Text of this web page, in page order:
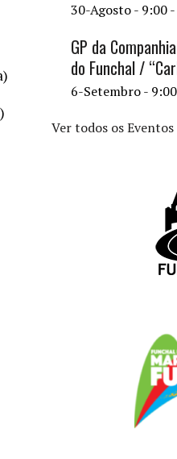
30-Agosto - 9:00-
GP da
do Funchal /
6-Setembro - 9:00
Ver todos os Eventos